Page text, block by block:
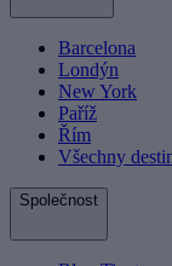
Barcelona
Londýn
New York
Paříž
Řím
Všechny
Společnost